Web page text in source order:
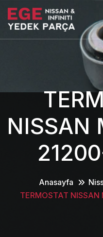
NISSAN
Anasayfa
TERMOSTAT